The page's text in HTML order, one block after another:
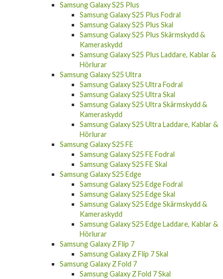
Samsung Galaxy S25 Plus
Samsung Galaxy S25 Plus Fodral
Samsung Galaxy S25 Plus Skal
Samsung Galaxy S25 Plus Skärmskydd &
Kameraskydd
Samsung Galaxy S25 Plus Laddare, Kablar &
Hörlurar
Samsung Galaxy S25 Ultra
Samsung Galaxy S25 Ultra Fodral
Samsung Galaxy S25 Ultra Skal
Samsung Galaxy S25 Ultra Skärmskydd &
Kameraskydd
Samsung Galaxy S25 Ultra Laddare, Kablar &
Hörlurar
Samsung Galaxy S25 FE
Samsung Galaxy S25 FE Fodral
Samsung Galaxy S25 FE Skal
Samsung Galaxy S25 Edge
Samsung Galaxy S25 Edge Fodral
Samsung Galaxy S25 Edge Skal
Samsung Galaxy S25 Edge Skärmskydd &
Kameraskydd
Samsung Galaxy S25 Edge Laddare, Kablar &
Hörlurar
Samsung Galaxy Z Flip 7
Samsung Galaxy Z Flip 7 Skal
Samsung Galaxy Z Fold 7
Samsung Galaxy Z Fold 7 Skal